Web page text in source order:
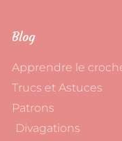
Blog
Apprendre le
Trucs et Astuces
Patrons
Divagations